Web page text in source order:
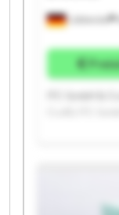
Lübbecke
GmbH &
Co.KG ITC
GmbH &
ITC GmbH &
Co.KG ITC